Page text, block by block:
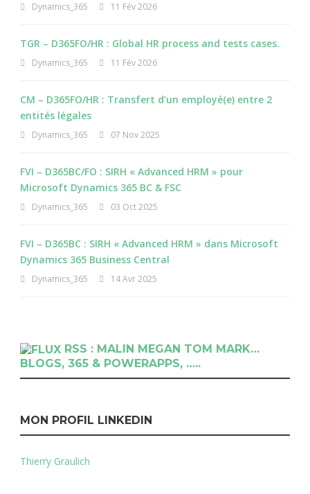
Dynamics_365 11 Fév 2026
TGR – D365FO/HR : Global HR process and tests cases.
Dynamics_365 11 Fév 2026
CM – D365FO/HR : Transfert d’un employé(e) entre 2
entités légales
Dynamics_365 07 Nov 2025
FVI – D365BC/FO : SIRH « Advanced HRM » pour
Microsoft Dynamics 365 BC & FSC
Dynamics_365 03 Oct 2025
FVI – D365BC : SIRH « Advanced HRM » dans Microsoft
Dynamics 365 Business Central
Dynamics_365 14 Avr 2025
RSS : MALIN MEGAN TOM MARK…
BLOGS, 365 & POWERAPPS, …..
MON PROFIL LINKEDIN
Thierry Graulich